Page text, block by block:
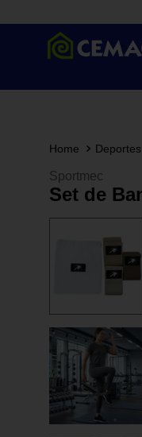
Deportes
Sportmec
Set de